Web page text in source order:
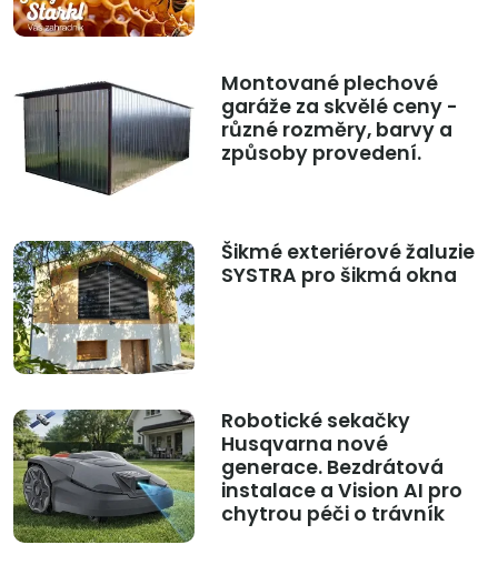
Montované plechové
garáže za skvělé ceny -
různé rozměry, barvy a
způsoby provedení.
Šikmé exteriérové žaluzie
SYSTRA pro šikmá okna
Robotické sekačky
Husqvarna nové
generace. Bezdrátová
instalace a Vision AI pro
chytrou péči o trávník